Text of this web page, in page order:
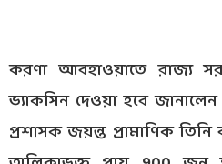
করণা আবহাওয়াতে রাজ্য
ভ্যাকসিন দেওয়া হবে
প্রশাসক জয়ন্ত প্রামাণিক